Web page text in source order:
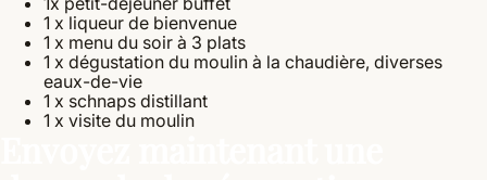
1 x liqueur de bienvenue
1 x menu du soir à 3 plats
1 x dégustation du moulin à la chaudière, diverses
eaux-de-vie
1 x schnaps distillant
1 x visite du moulin